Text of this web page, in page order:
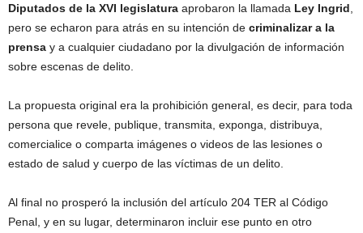
Diputados de la XVI legislatura aprobaron la llamada Ley Ingrid
pero se echaron para atrás en su intención de criminalizar a la
prensa y a cualquier ciudadano por la divulgación de información
sobre escenas de delito.
La propuesta original era la prohibición general, es decir, para toda
persona que revele, publique, transmita, exponga, distribuya,
comercialice o comparta imágenes o videos de las lesiones o
estado de salud y cuerpo de las víctimas de un delito.
Al final no prosperó la inclusión del artículo 204 TER al Código
Penal, y en su lugar, determinaron incluir ese punto en otro